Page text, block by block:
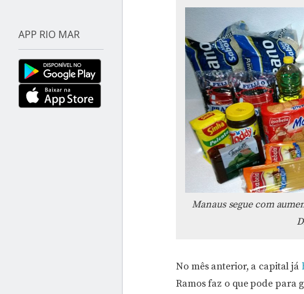
APP RIO MAR
Manaus segue com
No mês anterior, a capital já
Ramos faz o que pode para